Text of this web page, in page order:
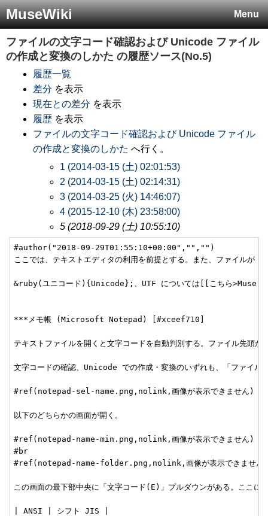
Menu
MuseWiki
ファイルの文字コード確認および Unicode ファイル
の作成と変換のしかた の履歴ソース(No.5)
履歴一覧
差分 を表示
現在との差分 を表示
履歴 を表示
ファイルの文字コード確認および Unicode ファイル
の作成と変換のしかた へ行く。
1 (2014-03-15 (土) 02:01:53)
2 (2014-03-15 (土) 02:14:31)
3 (2014-03-25 (火) 14:46:07)
4 (2015-12-10 (木) 23:58:00)
5 (2018-09-29 (土) 10:55:10)
#author("2018-09-29T01:55:10+00:00","","")
ここでは、テキストエディタの利用を前提とする。また、ファイ
&ruby(ユニコード){Unicode};、UTF については[[こちら>Muse
***メモ帳 (Microsoft Notepad) [#xceef710]
テキストファイルを開くと文字コードを自動判別する。ファイル先
文字コードの確認、Unicode での作成・変換のいずれも、「ファ
#ref(notepad-sel-name.png,nolink,画像が表示できません)
以下のどちらかの画面が開く。
#ref(notepad-name-min.png,nolink,画像が表示できません)
#br
#ref(notepad-name-folder.png,nolink,画像が表示できません)
この画面の最下部中央に「文字コード(E)」プルダウンがある。ここ
| ANSI | シフト JIS |